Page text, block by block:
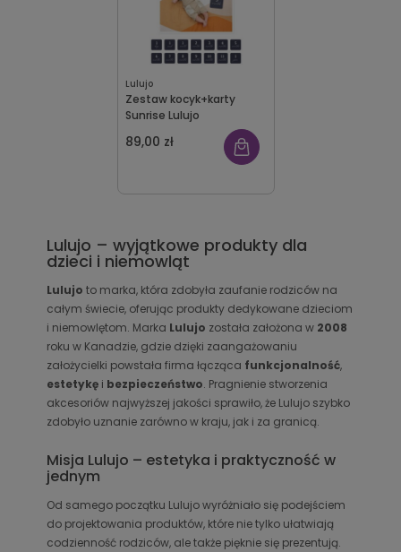
Lulujo
Zestaw kocyk+karty
Sunrise Lulujo
89,00 zł
Lulujo – wyjątkowe produkty dla
dzieci i niemowląt
Lulujo to marka, która zdobyła zaufanie rodziców na
całym świecie, oferując produkty dedykowane dzieciom
i niemowlętom. Marka Lulujo została założona w 2008
roku w Kanadzie, gdzie dzięki zaangażowaniu
założycielki powstała firma łącząca funkcjonalność,
estetykę i bezpieczeństwo. Pragnienie stworzenia
akcesoriów najwyższej jakości sprawiło, że Lulujo szybko
zdobyło uznanie zarówno w kraju, jak i za granicą.
Misja Lulujo – estetyka i praktyczność w
jednym
Od samego początku Lulujo wyróżniało się podejściem
do projektowania produktów, które nie tylko ułatwiają
codzienność rodziców, ale także pięknie się prezentują.